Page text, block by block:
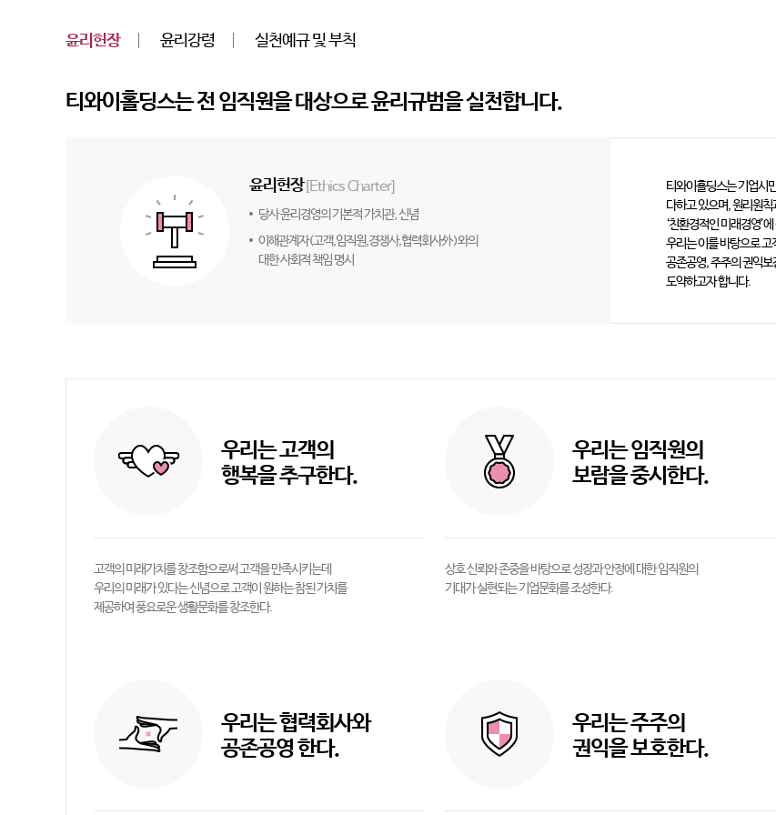
윤리헌장 윤리강령 실천예규 및 부칙
티와이홀딩스는 전 임직원을 대상으로 윤리규범을 실천합니다.
윤리헌장[Ethics Charter]
당사 윤리경영의 기본적 가치관, 신념
이해관계자(고객,임직원,경쟁사,협력회사外)와의
대한 사회적 책임 명시
티와이홀딩스는 기업시
다하고 있으며, 원리원칙
‘친환경적인 미래경영’
우리는 이를 바탕으로
공존공영, 주주의 권익
도약하고자 합니다.
우리는 고객의
행복을 추구한다.
고객의 미래가치를 창조함으로써 고객을 만족시키는데
우리의 미래가 있다는 신념으로 고객이 원하는 참된 가치를
제공하여 풍요로운 생활문화를 창조한다.
우리는 임직원의
보람을 중시한다.
상호 신뢰와 존중을 바탕으로 성장과 안정에 대한 임직원의
기대가 실현되는 기업문화를 조성한다.
우리는 협력회사와
공존공영 한다.
우리는 주주의
권익을 보호한다.